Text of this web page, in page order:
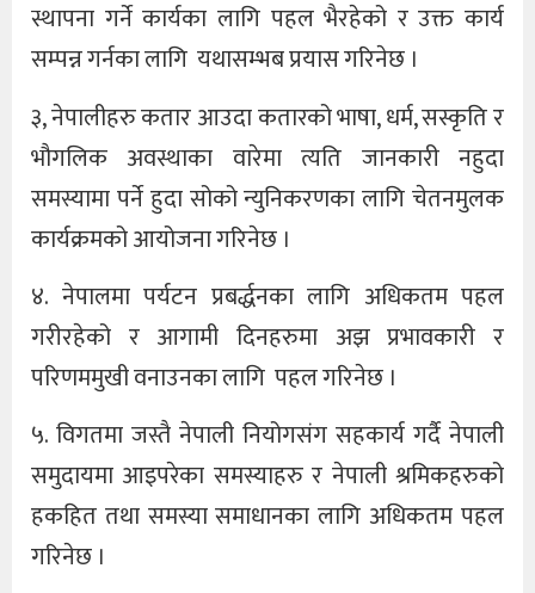
स्थापना गर्ने कार्यका लागि पहल भैरहेको र उक्त कार्य
सम्पन्न गर्नका लागि यथासम्भब प्रयास गरिनेछ ।
३, नेपालीहरु कतार आउदा कतारको भाषा, धर्म, सस्कृति र
भौगलिक अवस्थाका वारेमा त्यति जानकारी नहुदा
समस्यामा पर्ने हुदा सोको न्युनिकरणका लागि चेतनमुलक
कार्यक्रमको आयोजना गरिनेछ ।
४. नेपालमा पर्यटन प्रबर्द्धनका लागि अधिकतम पहल
गरीरहेको र आगामी दिनहरुमा अझ प्रभावकारी र
परिणममुखी वनाउनका लागि पहल गरिनेछ ।
५. विगतमा जस्तै नेपाली नियोगसंग सहकार्य गर्दै नेपाली
समुदायमा आइपरेका समस्याहरु र नेपाली श्रमिकहरुको
हकहित तथा समस्या समाधानका लागि अधिकतम पहल
गरिनेछ ।